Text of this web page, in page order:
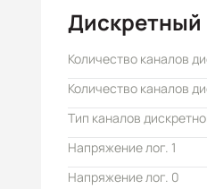
Дискретный
Количество каналов
Количество каналов
Тип каналов
Напряжение лог. 1
Напряжение лог. 0